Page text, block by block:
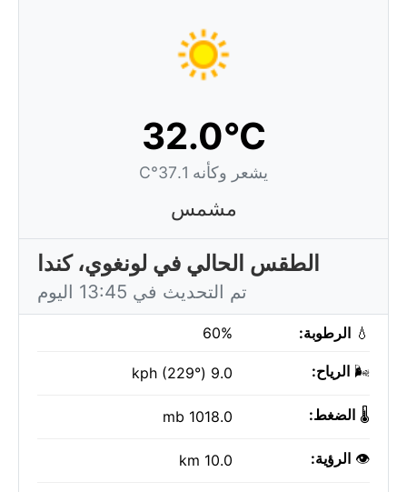
32.0°C
يشعر وكأنه 37.1°C
مشمس
الطقس الحالي في لونغوي، كندا
تم التحديث في 13:45 اليوم
💧 الرطوبة: 60%
🌬️ الرياح: 9.0 kph (229°)
🌡️ الضغط: 1018.0 mb
👁️ الرؤية: 10.0 km